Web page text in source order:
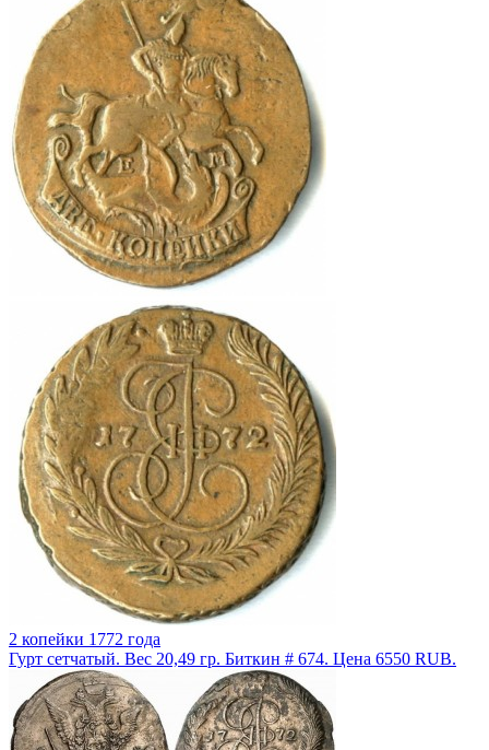
2 копейки 1772 года
Гурт сетчатый. Вес 20,49 гр. Биткин # 674. Цена 6550 RUB.